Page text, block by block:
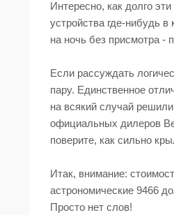
Интересно, как долго
устройства где-нибудь
на ночь без присмотра -
Если рассуждать
пару. Единственное
на всякий случай
официальных дилеров
поверите, как сильно
Итак, внимание:
астрономические 9466
Просто нет слов!